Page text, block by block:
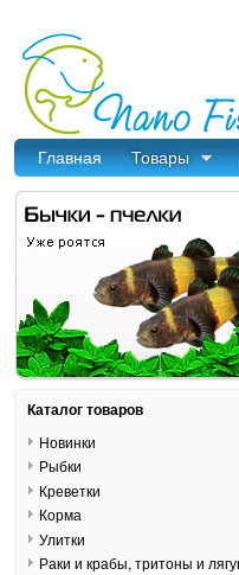
Главная Товары
Каталог товаров
Новинки
Рыбки
Креветки
Корма
Улитки
Раки и крабы, тритоны и